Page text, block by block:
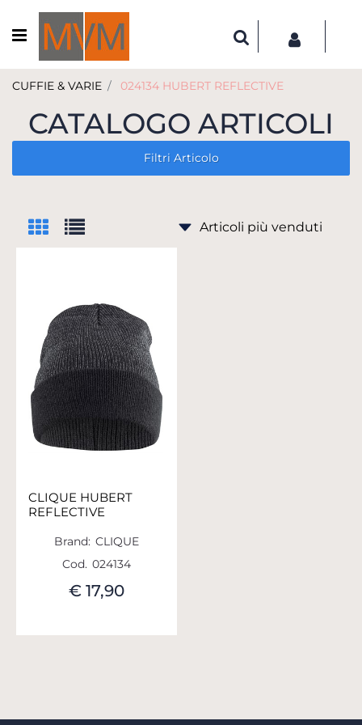
Open menu
CUFFIE & VARIE 024134 HUBERT REFLECTIVE
CATALOGO ARTICOLI
Filtri Articolo
CLIQUE HUBERT
REFLECTIVE
Brand: CLIQUE
Cod. 024134
€ 17,90